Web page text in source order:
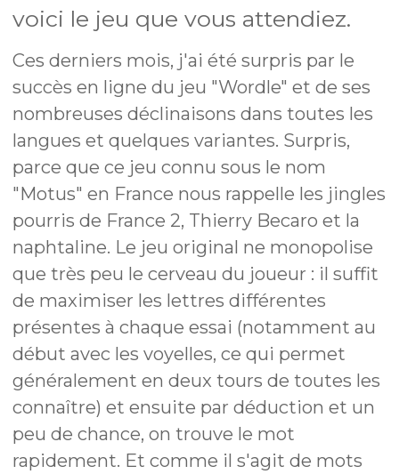
voici le jeu que vous attendiez.
Ces derniers mois, j'ai été surpris par le
succès en ligne du jeu "Wordle" et de ses
nombreuses déclinaisons dans toutes les
langues et quelques variantes. Surpris,
parce que ce jeu connu sous le nom
"Motus" en France nous rappelle les jingles
pourris de France 2, Thierry Becaro et la
naphtaline. Le jeu original ne monopolise
que très peu le cerveau du joueur : il suffit
de maximiser les lettres différentes
présentes à chaque essai (notamment au
début avec les voyelles, ce qui permet
généralement en deux tours de toutes les
connaître) et ensuite par déduction et un
peu de chance, on trouve le mot
rapidement. Et comme il s'agit de mots